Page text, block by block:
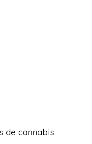
de cannabis